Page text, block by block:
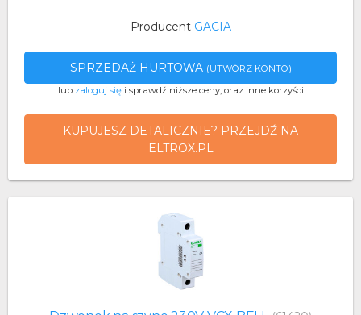
Producent GACIA
SPRZEDAŻ HURTOWA (UTWÓRZ KONTO)
..lub zaloguj się i sprawdź niższe ceny, oraz inne korzyści!
KUPUJESZ DETALICZNIE? PRZEJDŹ NA
ELTROX.PL